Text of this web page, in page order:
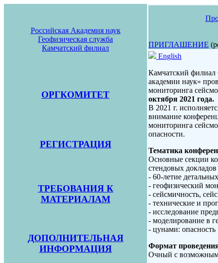
Российская Академия наук
Геофизическая служба
Камчатский филиал
ОРГКОМИТЕТ
РЕГИСТРАЦИЯ
ТРЕБОВАНИЯ К
МАТЕРИАЛАМ
ДОПОЛНИТЕЛЬНАЯ
ИНФОРМАЦИЯ
ПРИГЛАШЕНИЕ
English
Камчатский филиал
академии наук»
мониторинга
октября 2021 года.
В 2021 г.
внимание
мониторинга
опасности.
Тематика
Основные секции
стендовых
- 60-летие
- геофизический
- сейсмичность,
- технические и
- исследование
- моделирование в
- цунами:
Формат
Очный с возможным